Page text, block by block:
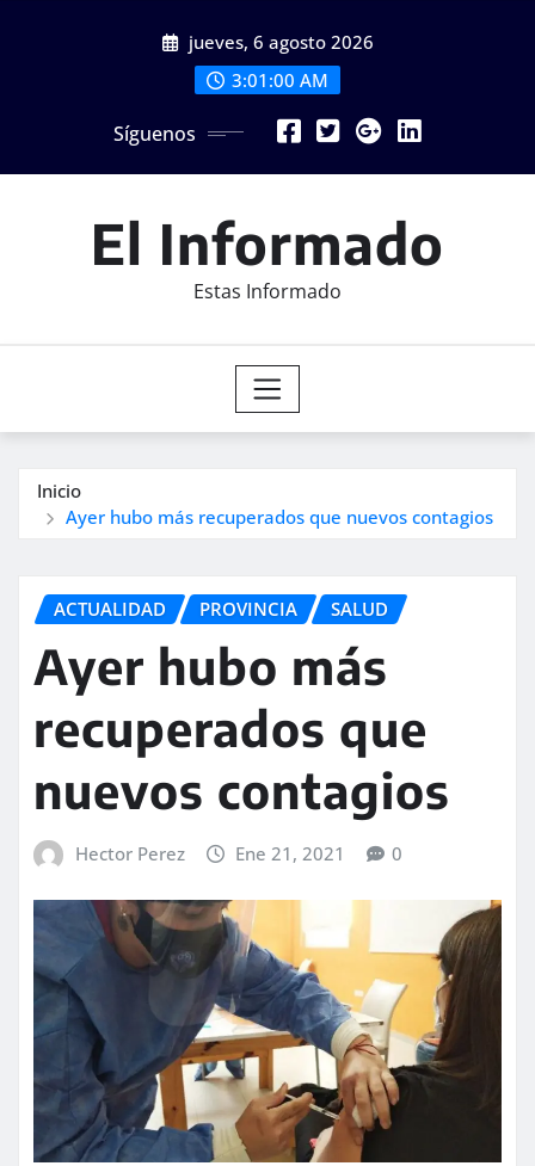
jueves, 6 agosto 2026
3:01:02 AM
Síguenos
El Informado
Estas Informado
Inicio
Ayer hubo más recuperados que nuevos contagios
ACTUALIDAD PROVINCIA SALUD
Ayer hubo más
recuperados que
nuevos contagios
Hector Perez Ene 21, 2021 0